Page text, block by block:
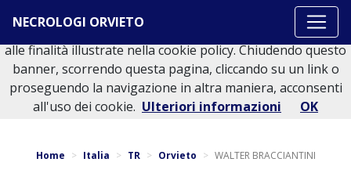
NECROLOGI ORVIETO
Torna indietro
Home Italia TR Orvieto WALTER BRACCIANTINI
Questo sito o gli strumenti terzi da questo utilizzati si
avvalgono di cookie necessari al funzionamento ed utili
alle finalità illustrate nella cookie policy. Chiudendo questo
banner, scorrendo questa pagina, cliccando su un link o
proseguendo la navigazione in altra maniera, acconsenti
all'uso dei cookie. Ulteriori informazioni OK